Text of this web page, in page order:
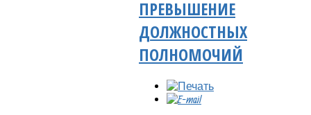
ПРЕВЫШЕНИЕ
ДОЛЖНОСТНЫХ
ПОЛНОМОЧИЙ